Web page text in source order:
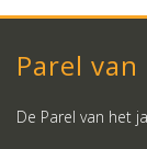
Parel van
De Parel van het